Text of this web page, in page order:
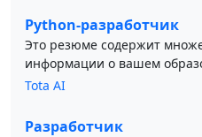
Python-разработчик
Это резюме содержит
информации о вашем
Tota AI
Разработчик